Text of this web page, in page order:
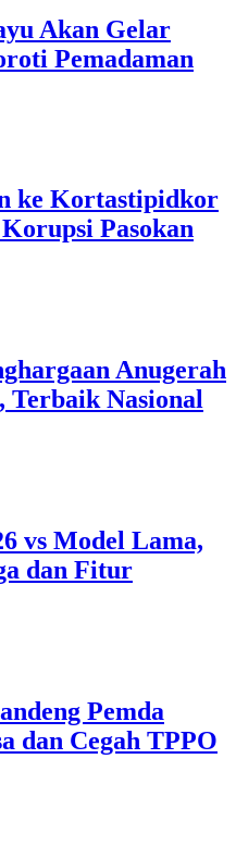
Akan Gelar
Pemadaman
ke Kortastipidkor
Pasokan
Anugerah
Terbaik Nasional
vs Model Lama,
dan Fitur
Pemda
dan Cegah TPPO